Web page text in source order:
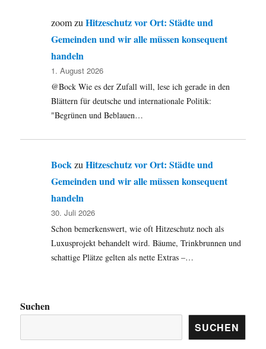
zoomzuHitzeschutz vor Ort: Städte und
Gemeinden und wir alle müssen konsequent
handeln
1. August 2026
@Bock Wie es der Zufall will, lese ich gerade in den
Blättern für deutsche und internationale Politik:
"Begrünen und Beblauen…
BockzuHitzeschutz vor Ort: Städte und
Gemeinden und wir alle müssen konsequent
handeln
30. Juli 2026
Schon bemerkenswert, wie oft Hitzeschutz noch als
Luxusprojekt behandelt wird. Bäume, Trinkbrunnen und
schattige Plätze gelten als nette Extras –…
Suchen
SUCHEN